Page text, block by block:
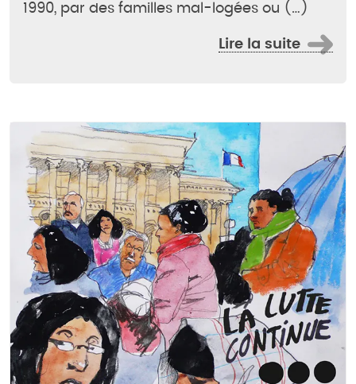
1990, par des familles mal-logées ou (…)
Lire la suite